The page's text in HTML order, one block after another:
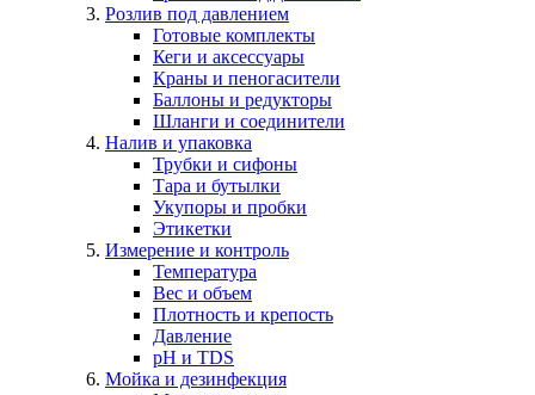
Розлив под давлением
Готовые комплекты
Кеги и аксессуары
Краны и пеногасители
Баллоны и редукторы
Шланги и соединители
Налив и упаковка
Трубки и сифоны
Тара и бутылки
Укупоры и пробки
Этикетки
Измерение и контроль
Температура
Вес и объем
Плотность и крепость
Давление
pH и TDS
Мойка и дезинфекция